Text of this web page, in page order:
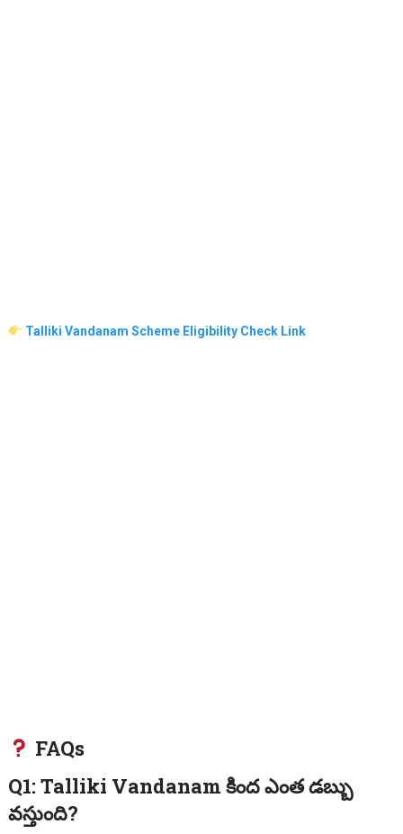
Talliki Vandanam Scheme Eligibility Check Link
FAQs
Q1: Talliki Vandanam కింద ఎంత డబ్బు
వస్తుంది?